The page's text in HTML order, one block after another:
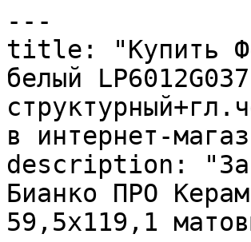
---
title: "Купить
белый
в интернет-
description:
Бианко ПРО
59,5х119,1